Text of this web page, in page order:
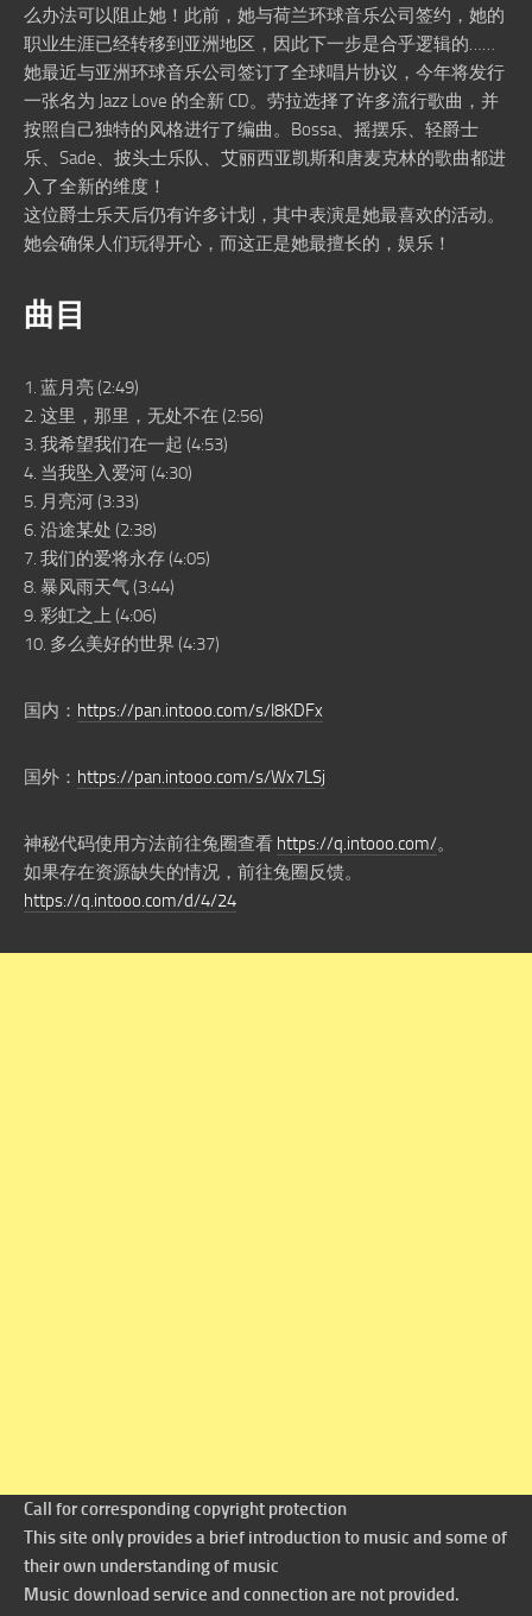
么办法可以阻止她！此前，她与荷兰环球音乐公司签约，她的
职业生涯已经转移到亚洲地区，因此下一步是合乎逻辑的……
她最近与亚洲环球音乐公司签订了全球唱片协议，今年将发行
一张名为 Jazz Love 的全新 CD。劳拉选择了许多流行歌曲，并
按照自己独特的风格进行了编曲。Bossa、摇摆乐、轻爵士
乐、Sade、披头士乐队、艾丽西亚凯斯和唐麦克林的歌曲都进
入了全新的维度！
这位爵士乐天后仍有许多计划，其中表演是她最喜欢的活动。
她会确保人们玩得开心，而这正是她最擅长的，娱乐！
曲目
1. 蓝月亮 (2:49)
2. 这里，那里，无处不在 (2:56)
3. 我希望我们在一起 (4:53)
4. 当我坠入爱河 (4:30)
5. 月亮河 (3:33)
6. 沿途某处 (2:38)
7. 我们的爱将永存 (4:05)
8. 暴风雨天气 (3:44)
9. 彩虹之上 (4:06)
10. 多么美好的世界 (4:37)
国内： https://pan.intooo.com/s/l8KDFx
国外： https://pan.intooo.com/s/Wx7LSj
神秘代码使用方法前往兔圈查看 https://q.intooo.com/。
如果存在资源缺失的情况，前往兔圈反馈。
https://q.intooo.com/d/4/24
Call for corresponding copyright protection
This site only provides a brief introduction to music and some of
their own understanding of music
Music download service and connection are not provided.